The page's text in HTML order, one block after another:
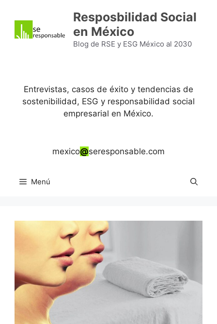
contenido
Resposbilidad Social
en México
Blog de RSE y ESG México al 2030
Entrevistas, casos de éxito y tendencias de
sostenibilidad, ESG y responsabilidad social
empresarial en México.
mexico@seresponsable.com
Menú